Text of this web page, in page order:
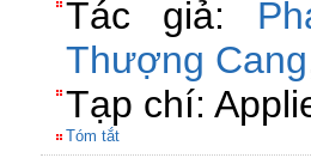
Tác giả:
Thượng Cang
Tạp chí:
Tóm tắt